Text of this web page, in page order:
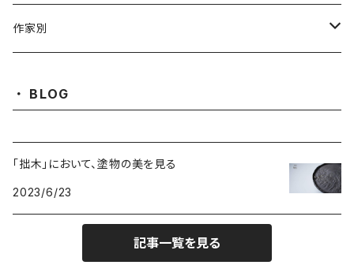
ガラス
布・絲・植物繊維
茶壺 急须 土瓶
蓋碗
作家別
相馬佳織
BLOG
「拙木」において、塗物の美を見る
2023/6/23
記事一覧を見る